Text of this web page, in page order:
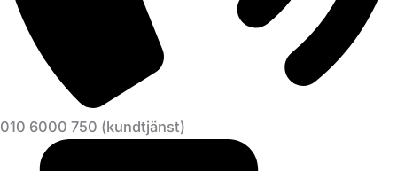
010 6000 750 (kundtjänst)